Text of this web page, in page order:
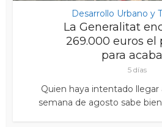
Desarrollo Urbano y
La Generalitat
269.000 euros el
para
5 días
Quien haya intentado llegar
semana de agosto sabe